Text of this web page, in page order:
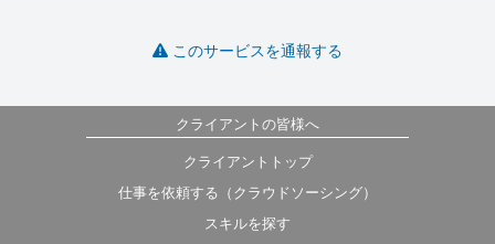
このサービスを通報する
クライアントの皆様へ
クライアントトップ
仕事を依頼する（クラウドソーシング）
スキルを探す